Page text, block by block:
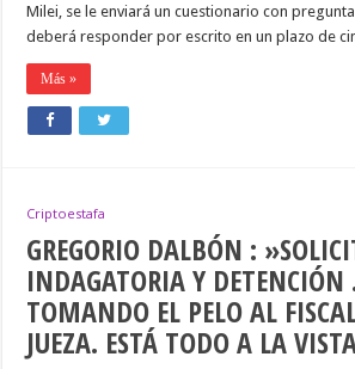
Milei, se le enviará un cuestionario con
deberá responder por escrito en un plazo de
Más »
Criptoestafa
GREGORIO DALBÓN :
INDAGATORIA Y DETENCIÓN
TOMANDO EL PELO AL
JUEZA. ESTÁ TODO A LA